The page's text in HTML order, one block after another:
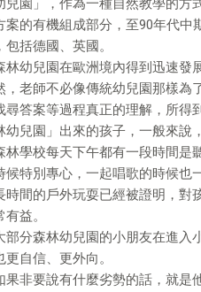
兒園」，作為一種自然教學的
案的有機組成部分，至90年代
括德國、英國。
林幼兒園在歐洲境內得到迅速發
，老師不必像傳統幼兒園那樣為
尋答案等過程真正的理解，所得
幼兒園」出來的孩子，一般來說
林學校每天下午都有一段時間是
候特別專心，一起唱歌的時候也
時間的戶外玩耍已經被證明，對
益。
部分森林幼兒園的小朋友在進
自信、更外向。
果非要說有什麼劣勢的話，就是